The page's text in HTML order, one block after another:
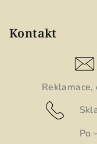
Kontakt
Po